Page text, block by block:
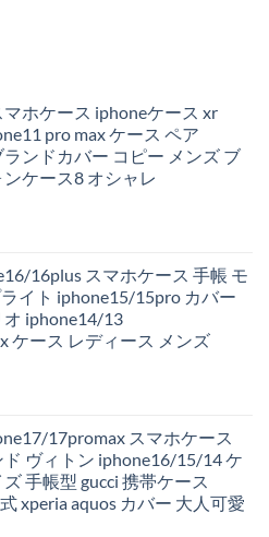
ホケース iphoneケース xr
pro max ケース ペア
ランドカバー コピー メンズ ブ
ケース8 オシャレ
16plus スマホケース 手帳 モ
イト iphone15/15pro カバー
オ iphone14/13
ケース レディース メンズ
17promax スマホケース
ヴィトン iphone16/15/14 ケ
手帳型 gucci 携帯ケース
xperia aquos カバー 大人可愛